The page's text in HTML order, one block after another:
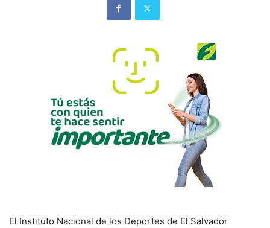
El Instituto Nacional de los Deportes de El Salvador